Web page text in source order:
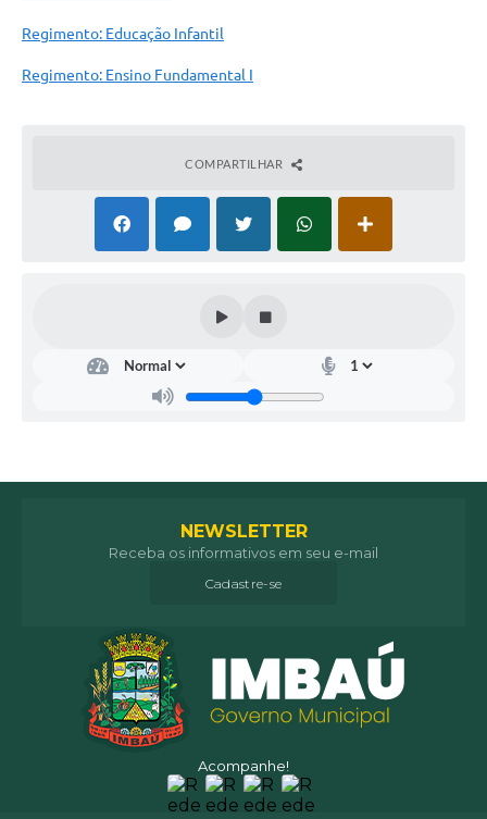
Regimento: Educação Infantil
Regimento: Ensino Fundamental I
COMPARTILHAR
Acompanhe!
NEWSLETTER
Receba os informativos em seu e-mail
Cadastre-se